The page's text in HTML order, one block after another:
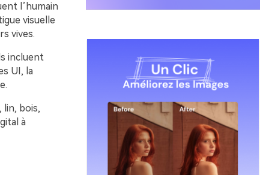
l’humain
visuelle
vives.
incluent
UI, la
lin, bois,
à